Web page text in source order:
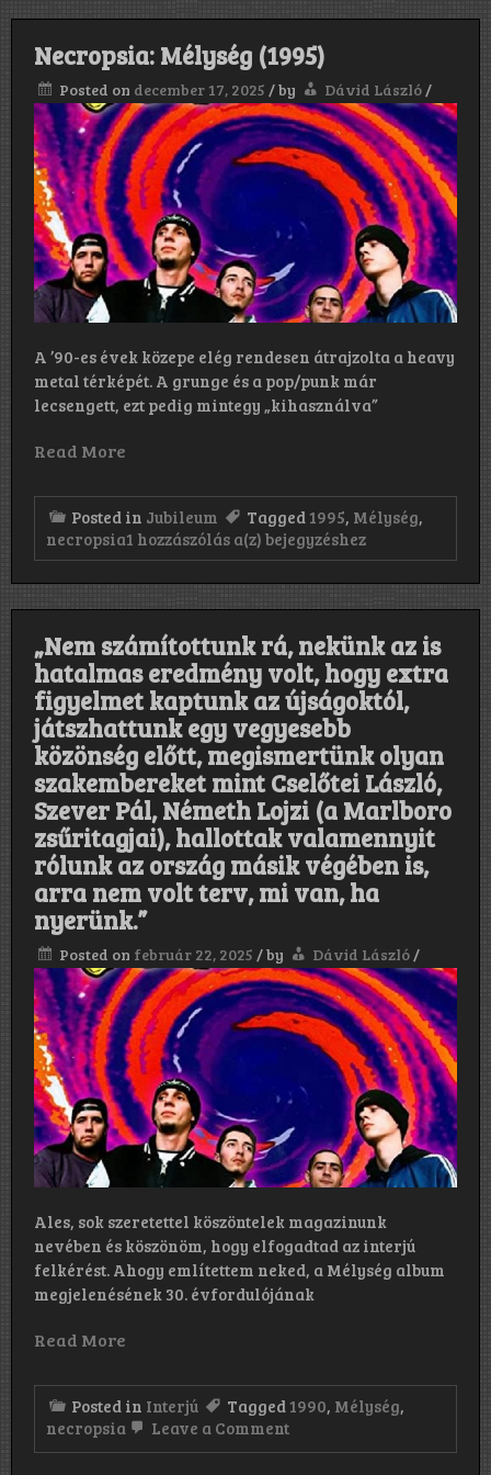
Necropsia: Mélység (1995)
Posted on december 17, 2025 /by Dávid László/
A ’90-es évek közepe elég rendesen átrajzolta a heavy
metal térképét. A grunge és a pop/punk már
lecsengett, ezt pedig mintegy „kihasználva”
Read More
Posted in Jubileum Tagged 1995, Mélység,
necropsia1 hozzászólás a(z) Necropsia:
Mélység
bejegyzéshez
„Nem számítottunk rá, nekünk az is
hatalmas eredmény volt, hogy extra
figyelmet kaptunk az újságoktól,
játszhattunk egy vegyesebb
közönség előtt, megismertünk olyan
szakembereket mint Cselőtei László,
Szever Pál, Németh Lojzi (a Marlboro
zsűritagjai), hallottak valamennyit
rólunk az ország másik végében is,
arra nem volt terv, mi van, ha
nyerünk.”
Posted on február 22, 2025 /by Dávid László /
Ales, sok szeretettel köszöntelek magazinunk
nevében és köszönöm, hogy elfogadtad az interjú
felkérést. Ahogy említettem neked, a Mélység album
megjelenésének 30. évfordulójának
Read More
Posted in Interjú Tagged 1990, Mélység,
necropsia
Leave a Commenton